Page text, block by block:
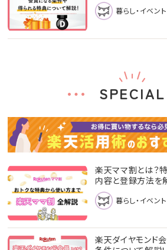
暮らし・イベント
SPECIAL
楽天ママ割とは？
内容と登録方法を
暮らし・イベント
楽天ダイヤモンド